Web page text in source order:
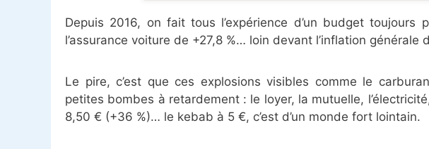
Depuis 2016, on fait tous l’expérience d’un budget
l’assurance voiture de +27,8 %… loin devant l’inflation générale
Le pire, c’est que ces explosions visibles comme le
petites bombes à retardement : le loyer, la mutuelle,
8,50 € (+36 %)… le kebab à 5 €, c’est d’un monde fort lointain.